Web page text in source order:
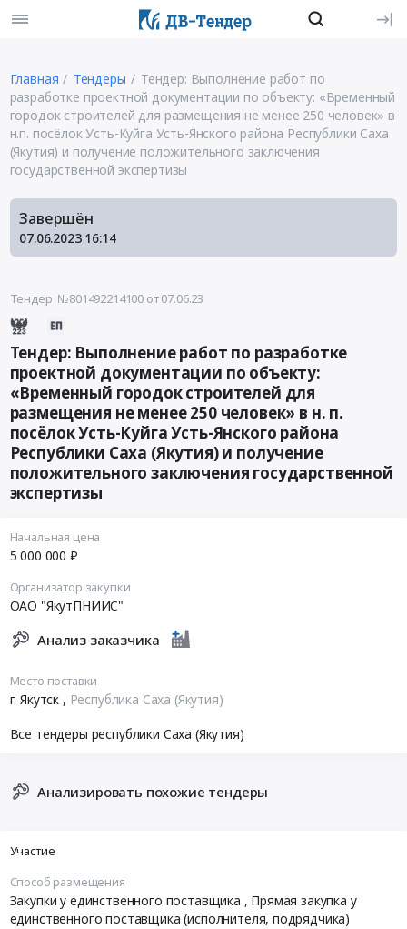
Главная Тендеры
Тендер: Выполнение работ по
разработке проектной документации по объекту: «Временный
городок строителей для размещения не менее 250 человек» в
н.п. посёлок Усть-Куйга Усть-Янского района Республики Саха
(Якутия) и получение положительного заключения
государственной экспертизы
Завершён
07.06.2023 16:14
Тендер №801492214100 от 07.06.23
Тендер: Выполнение работ по разработке
проектной документации по объекту:
«Временный городок строителей для
размещения не менее 250 человек» в н. п.
посёлок Усть-Куйга Усть-Янского района
Республики Саха (Якутия) и получение
положительного заключения государственной
экспертизы
Начальная цена
5 000 000 ₽
Организатор закупки
ОАО "ЯкутПНИИС"
Анализ заказчика
Место поставки
г. Якутск , Республика Саха (Якутия)
Все тендеры республики Саха (Якутия)
Анализировать похожие тендеры
Участие
Способ размещения
Закупки у единственного поставщика , Прямая закупка у
единственного поставщика (исполнителя, подрядчика)